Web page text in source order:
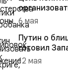
России в
конфликте с
6 мая
Путин о
готовил
12 мая